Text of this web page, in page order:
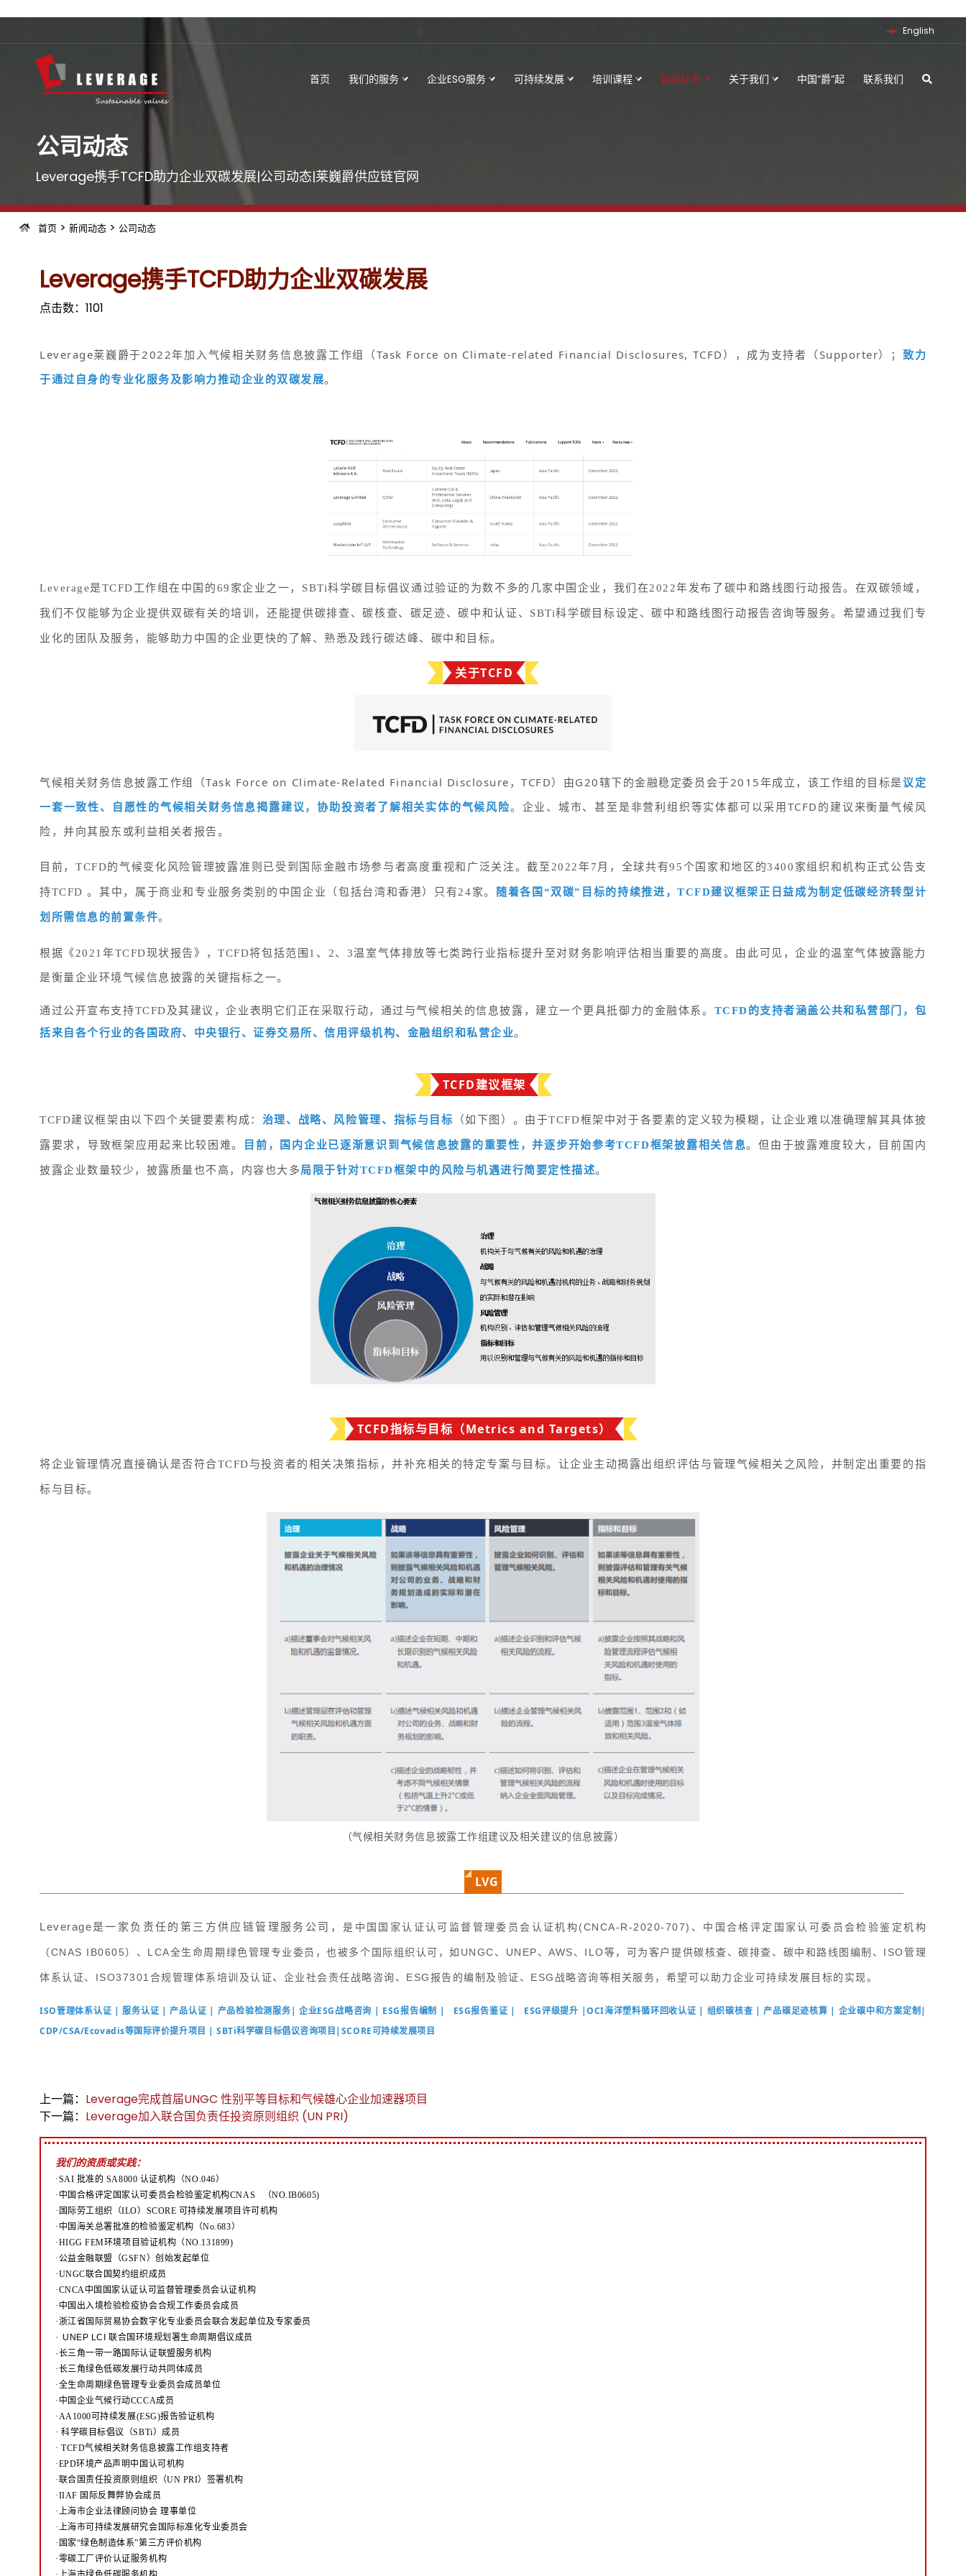
English
首页 我们的服务 企业ESG服务 可持续发展 培训课程 新闻动态 关于我们 中国“爵”起 联系我们
公司动态
Leverage携手TCFD助力企业双碳发展|公司动态|莱巍爵供应链官网
首页> 新闻动态> 公司动态
Leverage携手TCFD助力企业双碳发展
点击数： 1101
Leverage莱巍爵于2022年加入气候相关财务信息披露工作组（Task Force on Climate-related Financial Disclosures, TCFD），成为支持者（Supporter）； 致力
于通过自身的专业化服务及影响力推动企业的双碳发展。
Leverage是TCFD工作组在中国的69家企业之一，SBTi科学碳目标倡议通过验证的为数不多的几家中国企业，我们在2022年发布了碳中和路线图行动报告。 在双碳领域，
我们不仅能够为企业提供双碳有关的培训，还能提供碳排查、碳核查、碳足迹、碳中和认证、SBTi科学碳目标设定、碳中和路线图行动报告咨询等服务。希望通过我们专
业化的团队及服务，能够助力中国的企业更快的了解、熟悉及践行碳达峰、碳中和目标。
关于TCFD
气候相关财务信息披露工作组（Task Force on Climate-Related Financial Disclosure，TCFD）由G20辖下的金融稳定委员会于2015年成立，该工作组的目标是议定
一套一致性、自愿性的气候相关财务信息揭露建议，协助投资者了解相关实体的气候风险。企业、城市、甚至是非营利组织等实体都可以采用TCFD的建议来衡量气候风
险，并向其股东或利益相关者报告。
目前，TCFD的气候变化风险管理披露准则已受到国际金融市场参与者高度重视和广泛关注。截至2022年7月，全球共有95个国家和地区的3400家组织和机构正式公告支
持TCFD 。其中，属于商业和专业服务类别的中国企业（包括台湾和香港）只有24家。 随着各国“双碳”目标的持续推进，TCFD建议框架正日益成为制定低碳经济转型计
划所需信息的前置条件。
根据《2021年TCFD现状报告》，TCFD将包括范围1、2、3温室气体排放等七类跨行业指标提升至对财务影响评估相当重要的高度。由此可见，企业的温室气体披露能力
是衡量企业环境气候信息披露的关键指标之一。
通过公开宣布支持TCFD及其建议，企业表明它们正在采取行动，通过与气候相关的信息披露，建立一个更具抵御力的金融体系。 TCFD的支持者涵盖公共和私营部门，包
括来自各个行业的各国政府、中央银行、证券交易所、信用评级机构、金融组织和私营企业。
TCFD建议框架
TCFD建议框架由以下四个关键要素构成： 治理、战略、风险管理、指标与目标 （如下图）。由于TCFD框架中对于各要素的定义较为模糊，让企业难以准确理解其具体披
露要求，导致框架应用起来比较困难。 目前，国内企业已逐渐意识到气候信息披露的重要性，并逐步开始参考TCFD框架披露相关信息。但由于披露难度较大，目前国内
披露企业数量较少，披露质量也不高，内容也大多局限于针对TCFD框架中的风险与机遇进行简要定性描述。
TCFD指标与目标（Metrics and Targets）
将企业管理情况直接确认是否符合TCFD与投资者的相关决策指标，并补充相关的特定专案与目标。让企业主动揭露出组织评估与管理气候相关之风险，并制定出重要的指
标与目标。
（气候相关财务信息披露工作组建议及相关建议的信息披露）
LVG
Leverage是一家负责任的第三方供应链管理服务公司，是中国国家认证认可监督管理委员会认证机构(CNCA-R-2020-707)、中国合格评定国家认可委员会检验鉴定机构
（CNAS IB0605）、LCA全生命周期绿色管理专业委员，也被多个国际组织认可，如UNGC、UNEP、AWS、ILO等，可为客户提供碳核查、碳排查、碳中和路线图编制 、ISO管理
体系认证、 ISO37301合规管理体系培训及认证、 企业社会责任战略咨询、ESG报告的编制及验证、ESG战略咨询等相关服务，希望可以助力企业可持续发展目标的实现。
ISO管理体系认证 | 服务认证 | 产品认证 | 产品检验检测服务| 企业ESG战略咨询 | ESG报告编制 | ESG报告鉴证 | ESG评级提升 |OCI海洋塑料循环回收认证 | 组织碳核查 | 产品碳足迹核算 | 企业碳中和方案定制|
CDP/CSA/Ecovadis等国际评价提升项目 | SBTi科学碳目标倡议咨询项目|SCORE可持续发展项目
上一篇： Leverage完成首届UNGC 性别平等目标和气候雄心企业加速器项目
下一篇： Leverage加入联合国负责任投资原则组织 (UN PRI)
我们的资质或实践：
·SAI 批准的 SA8000 认证机构（NO.046）
·中国合格评定国家认可委员会检验鉴定机构CNAS （NO.IB0605)
·国际劳工组织（ILO）SCORE 可持续发展项目许可机构
·中国海关总署批准的检验鉴定机构（No.683）
·HIGG FEM环境项目验证机构（NO.131899)
·公益金融联盟（GSFN）创始发起单位
·UNGC联合国契约组织成员
·CNCA中国国家认证认可监督管理委员会认证机构
·中国出入境检验检疫协会合规工作委员会成员
·浙江省国际贸易协会数字化专业委员会联合发起单位及专家委员
· UNEP LCI 联合国环境规划署生命周期倡议成员
·长三角一带一路国际认证联盟服务机构
·长三角绿色低碳发展行动共同体成员
·全生命周期绿色管理专业委员会成员单位
·中国企业气候行动CCCA成员
·AA1000可持续发展(ESG)报告验证机构
·科学碳目标倡议（SBTi）成员
·TCFD气候相关财务信息披露工作组支持者
·EPD环境产品声明中国认可机构
·联合国责任投资原则组织（UN PRI）签署机构
·IIAF 国际反舞弊协会成员
·上海市企业法律顾问协会 理事单位
·上海市可持续发展研究会国际标准化专业委员会
·国家“绿色制造体系”第三方评价机构
·零碳工厂评价认证服务机构